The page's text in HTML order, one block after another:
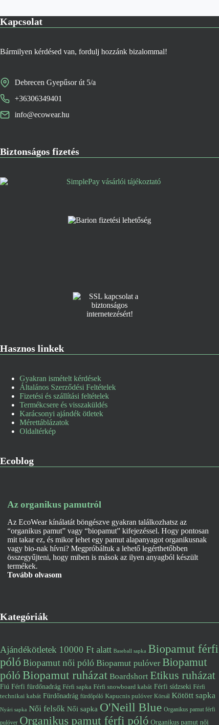
Kapcsolat
Bármilyen kérdésed van, fordulj hozzánk bizalommal!
Debrecen Gyepűsor út 5/a
+36306349401
info@ecowear.hu
Biztonságos fizetés
Hasznos linkek
Gyakran ismételt kérdések
Általános Szerződési Feltételek
Fizetési és szállítási feltételek
Termékcsere és visszaküldés
Karácsonyi ajándék ötletek
Mérettáblázatok
Oldaltérkép
Ecoblog
Az organikus pamutról
Az EcoWear kínálatát böngészve gyakran találkozhatsz az
“organikus pamut” vagy “biopamut” kifejezéssel. Hogy pontosan
mit takar ez, és mikor lehet egy pamut alapanyagot organikusnak
vagy bio-nak hívni? Megpróbáltuk a lehető legérthetőbben
összegyűjteni, hogy miben is mások az ilyen anyagból készült
termékek.
Tovább olvasom
Kategóriák
Ajándékötletek 10000 Ft alatt Baseball sapka Biopamut férfi
póló Biopamut női póló Biopamut pulóver Biopamut
pólóBiopamut ruházat Boardshort Etikus ruházat
Fiú Férfi fürdőnadrág Férfi sapka Férfi snowboard kabát Férfi sídzseki Férfi
technikai kabát Fürdőnadrág fürdőpóló Kapucnis pulóver Körsál Kötött sapka
Nyári sapka Női felsők Női sapka O'Neill Blue Organikus pamut férfi
pulóver Organikus pamut férfi póló Organikus pamut női